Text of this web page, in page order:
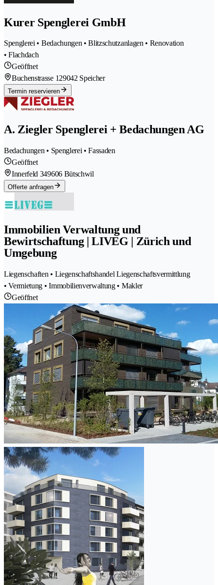
Kurer Spenglerei GmbH
Spenglerei • Bedachungen • Blitzschutzanlagen • Renovation
• Flachdach
Geöffnet
Buchenstrasse 129042 Speicher
Termin reservieren
A. Ziegler Spenglerei + Bedachungen AG
Bedachungen • Spenglerei • Fassaden
Geöffnet
Innerfeld 349606 Bütschwil
Offerte anfragen
Immobilien Verwaltung und
Bewirtschaftung | LIVEG | Zürich und
Umgebung
Liegenschaften • Liegenschaftshandel Liegenschaftsvermittlung
• Vermietung • Immobilienverwaltung • Makler
Geöffnet